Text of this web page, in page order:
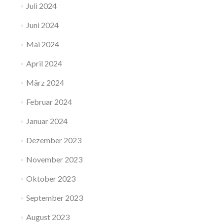
Juli 2024
Juni 2024
Mai 2024
April 2024
März 2024
Februar 2024
Januar 2024
Dezember 2023
November 2023
Oktober 2023
September 2023
August 2023